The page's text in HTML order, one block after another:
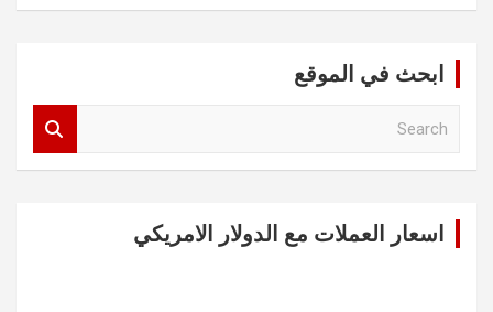
ابحث في الموقع
اسعار العملات مع الدولار الامريكي